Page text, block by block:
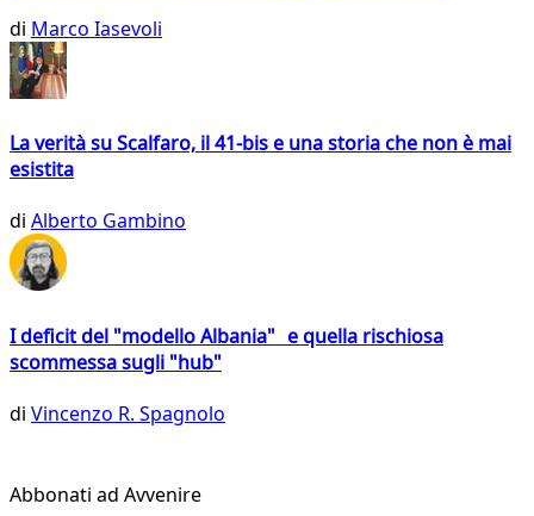
di Marco Iasevoli
La verità su Scalfaro, il 41-bis e una storia che non è mai
esistita
di Alberto Gambino
I deficit del "modello Albania" e quella rischiosa
scommessa sugli "hub"
di Vincenzo R. Spagnolo
Abbonati ad Avvenire